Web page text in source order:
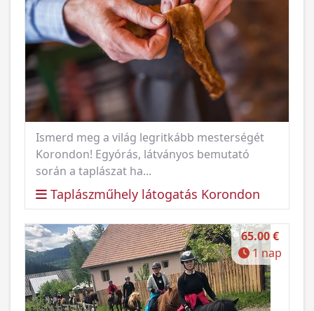
Ismerd meg a világ legritkább mesterségét
Korondon! Egyórás, látványos bemutató
során a taplászat ha...
Taplászműhely látogatás Korondon
65.00 €
1 nap